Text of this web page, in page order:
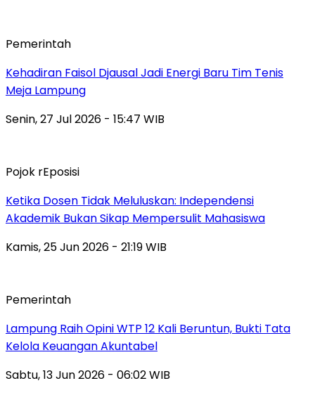
Pemerintah
Kehadiran Faisol Djausal Jadi Energi Baru Tim Tenis
Meja Lampung
Senin, 27 Jul 2026 - 15:47 WIB
Pojok rEposisi
Ketika Dosen Tidak Meluluskan: Independensi
Akademik Bukan Sikap Mempersulit Mahasiswa
Kamis, 25 Jun 2026 - 21:19 WIB
Pemerintah
Lampung Raih Opini WTP 12 Kali Beruntun, Bukti Tata
Kelola Keuangan Akuntabel
Sabtu, 13 Jun 2026 - 06:02 WIB